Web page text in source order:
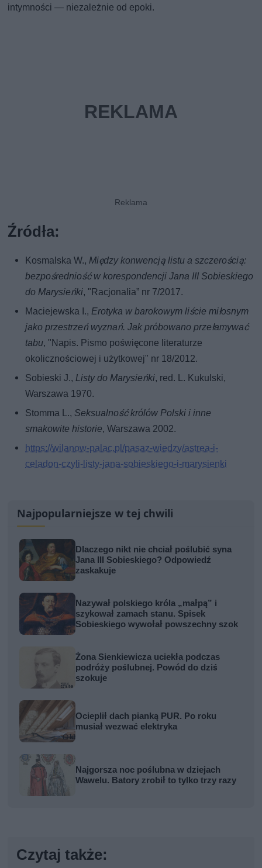
intymności — niezależnie od epoki.
Źródła:
Kosmalska W.,Między konwencją listu a szczerością:
bezpośredniość w korespondencji Jana III Sobieskiego
do Marysieńki, "Racjonalia” nr 7/2017.
Maciejewska I.,Erotyka w barokowym liście miłosnym
jako przestrzeń wyznań. Jak próbowano przełamywać
tabu, "Napis. Pismo poświęcone literaturze
okolicznościowej i użytkowej" nr 18/2012.
Sobieski J.,Listy do Marysieńki, red. L. Kukulski,
Warszawa 1970.
Stomma L., Seksualność królów Polski i inne
smakowite historie, Warszawa 2002.
https://wilanow-palac.pl/pasaz-wiedzy/astrea-i-
celadon-czyli-listy-jana-sobieskiego-i-marysienki
Najpopularniejsze w tej chwili
Dlaczego nikt nie chciał poślubić syna
Jana III Sobieskiego? Odpowiedź
zaskakuje
Nazywał polskiego króla „małpą” i
szykował zamach stanu. Spisek
Sobieskiego wywołał powszechny szok
Żona Sienkiewicza uciekła podczas
podróży poślubnej. Powód do dziś
szokuje
Ocieplił dach pianką PUR. Po roku
musiał wezwać elektryka
Najgorsza noc poślubna w dziejach
Wawelu. Batory zrobił to tylko trzy razy
Czytaj także: